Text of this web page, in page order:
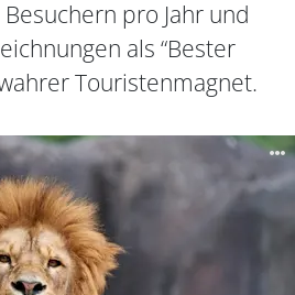
pro Jahr und
als “Bester
Touristenmagnet.